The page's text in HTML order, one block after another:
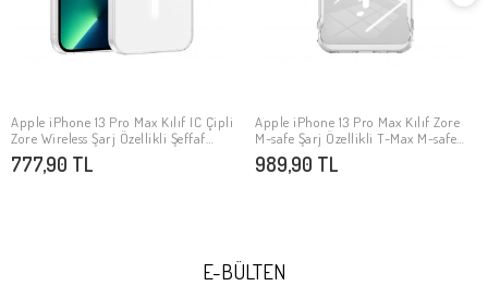
SEPETE EKLE
Apple iPhone 13 Pro Max Kılıf IC Çipli
Zore Wireless Şarj Özellikli Şeffaf
Orjin Kapak
777,90 TL
SEPETE EKLE
Apple iPhone 13 Pro Max Kılıf Zore
M-safe Şarj Özellikli T-Max M-safe
Kapak
989,90 TL
E-BÜLTEN